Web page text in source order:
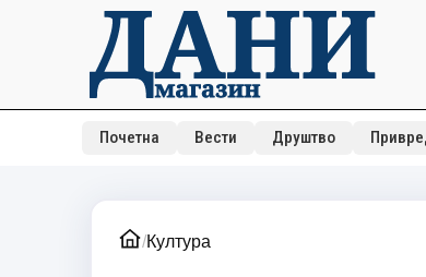
Почетна Вести Друштво
/Култура